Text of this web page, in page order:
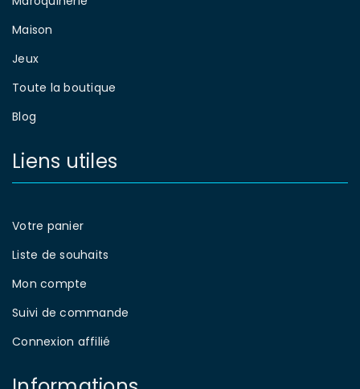
Maison
Jeux
Toute la boutique
Blog
Liens utiles
Votre panier
Liste de souhaits
Mon compte
Suivi de commande
Connexion affilié